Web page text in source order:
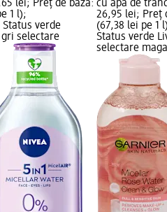
lei; Preț de bază:
1 l);
verde
selectare
cu apă de
26,95 lei; Preț
(67,38 lei pe 1
Status verde
selectare